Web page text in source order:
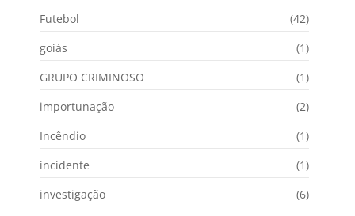
Futebol
(42)
goiás
(1)
GRUPO CRIMINOSO
(1)
importunação
(2)
Incêndio
(1)
incidente
(1)
investigação
(6)